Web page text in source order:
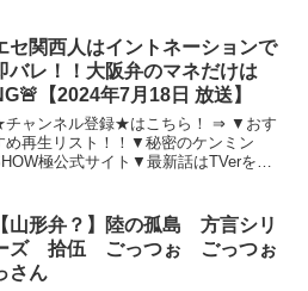
セ関西人はイントネーションで
バレ！！大阪弁のマネだけは
【2024年7月18日 放送】
ャンネル登録★はこちら！ ⇒ ▼おす
め再生リスト！！▼秘密のケンミン
極公式サイト▼最新話はTVerをチ
いします！ ⇒ #ケンミンショー #大阪 #方
言#イ...
【山形弁？】陸の孤島 方言シリ
ズ 拾伍 ごっつぉ ごっつぉ
さん